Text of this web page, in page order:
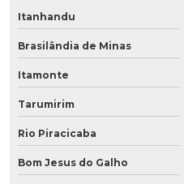
Itanhandu
Brasilândia de Minas
Itamonte
Tarumirim
Rio Piracicaba
Bom Jesus do Galho